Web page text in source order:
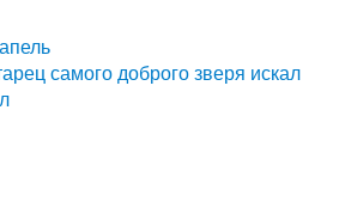
самого доброго зверя искал